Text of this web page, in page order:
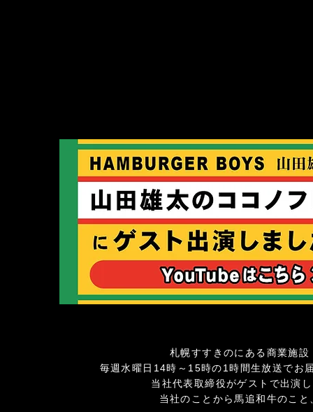
札幌すすきのにある商業施
毎週水曜日14時～15時の1時間生放送でお
当社代表取締役がゲストで出演
当社のことから馬追和牛のこ